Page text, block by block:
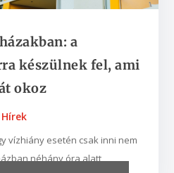
a
készülnek fel, ami
okoz
Hírek
vízhiány esetén csak inni nem
néhány óra alatt